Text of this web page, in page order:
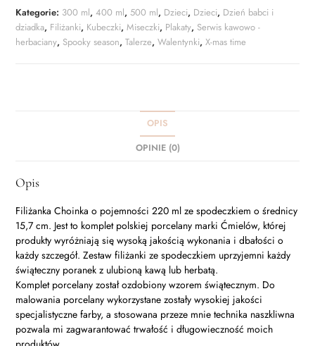
Kategorie: 300 ml, 400 ml,500 ml, Dzieci, Dzieci, Dzień babci i
dziadka, Filiżanki, Kubeczki,Miseczki, Plakaty, Serwis kawowo -
herbaciany, Spooky season,Talerze,Walentynki,X-mas time
OPIS
OPINIE (0)
Opis
Filiżanka Choinka o pojemności 220 ml ze spodeczkiem o średnicy
15,7 cm. Jest to komplet polskiej porcelany marki Ćmielów, której
produkty wyróżniają się wysoką jakością wykonania i dbałości o
każdy szczegół. Zestaw filiżanki ze spodeczkiem uprzyjemni każdy
świąteczny poranek z ulubioną kawą lub herbatą.
Komplet porcelany został ozdobiony wzorem świątecznym. Do
malowania porcelany wykorzystane zostały wysokiej jakości
specjalistyczne farby, a stosowana przeze mnie technika naszkliwna
pozwala mi zagwarantować trwałość i długowieczność moich